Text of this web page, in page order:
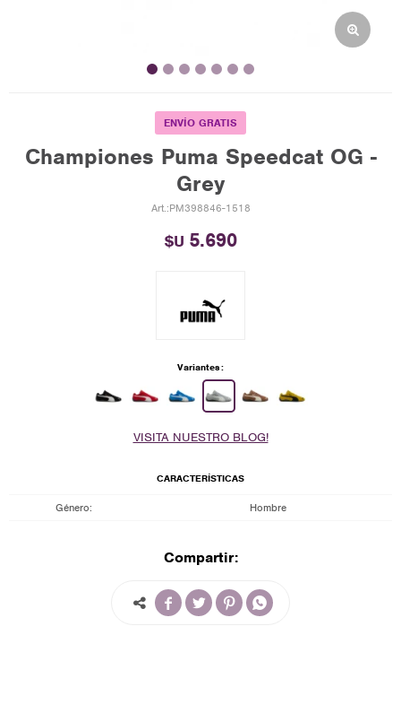
ENVÍO GRATIS
Championes Puma Speedcat OG -
Grey
PM398846-1518
$U 5.690
Variantes:
VISITA NUESTRO BLOG!
CARACTERÍSTICAS
Género Hombre
Compartir:
   